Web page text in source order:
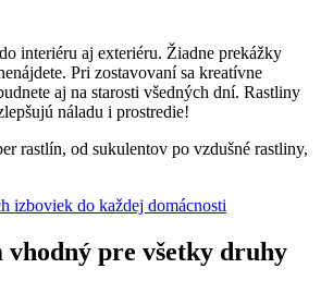
interiéru aj exteriéru. Žiadne prekážky
Pri zostavovaní sa kreatívne
aj na starosti všedných dní. Rastliny
náladu i prostredie!
rastlín, od sukulentov po vzdušné rastliny,
izboviek do každej domácnosti
vhodný pre všetky druhy